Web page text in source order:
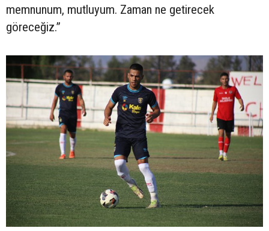
memnunum, mutluyum. Zaman ne getirecek
göreceğiz.”